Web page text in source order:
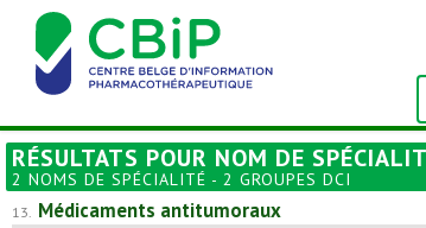
RÉSULTATS POUR NOM DE
2 NOMS DE SPÉCIALITÉ - 2 GROUPES DCI
13. Médicaments antitumoraux